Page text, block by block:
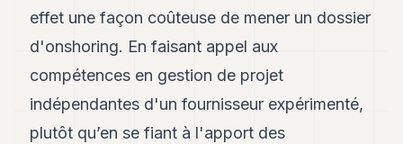
effet une façon coûteuse de mener un dossier
d'onshoring. En faisant appel aux
compétences en gestion de projet
indépendantes d'un fournisseur expérimenté,
plutôt qu’en se fiant à l'apport des